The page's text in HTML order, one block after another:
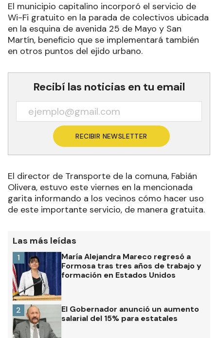
El municipio capitalino incorporó el servicio de
Wi-Fi gratuito en la parada de colectivos ubicada
en la esquina de avenida 25 de Mayo y San
Martín, beneficio que se implementará también
en otros puntos del ejido urbano.
Recibí las noticias en tu email
RECIBIR NEWSLETTER
El director de Transporte de la comuna, Fabián
Olivera, estuvo este viernes en la mencionada
garita informando a los vecinos cómo hacer uso
de este importante servicio, de manera gratuita.
Las más leídas
María Alejandra Mareco regresó a
Formosa tras tres años de trabajo y
formación en Estados Unidos
1
El Gobernador anunció un aumento
salarial del 15% para estatales
2